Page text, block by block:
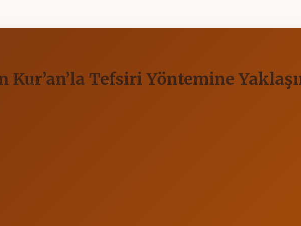
Kur’an’la Tefsiri Yöntemine